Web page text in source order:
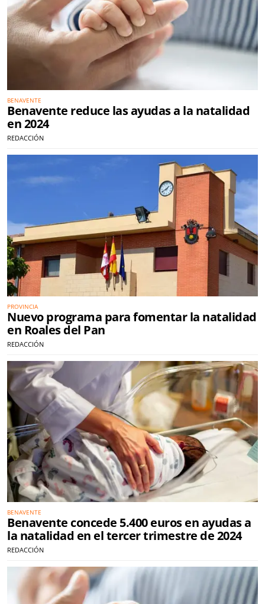
BENAVENTE
Benavente reduce las ayudas a la natalidad
en 2024
REDACCIÓN
PROVINCIA
Nuevo programa para fomentar la natalidad
en Roales del Pan
REDACCIÓN
BENAVENTE
Benavente concede 5.400 euros en ayudas a
la natalidad en el tercer trimestre de 2024
REDACCIÓN